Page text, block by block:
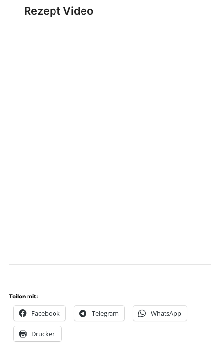
Rezept Video
Teilen mit:
Facebook Telegram WhatsApp
Drucken